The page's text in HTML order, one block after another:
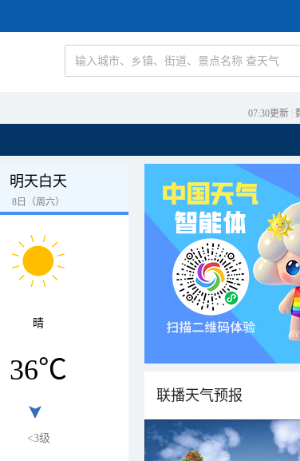
07:30更新
明天白天
8日（周六）
晴
36℃
<3级
联播天气预报